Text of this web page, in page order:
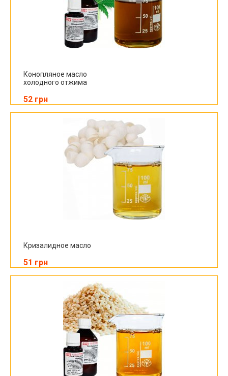
Конопляное масло
холодного отжима
52 грн
Кризалидное масло
51 грн